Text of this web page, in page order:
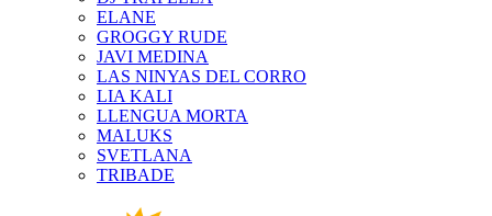
ELANE
GROGGY RUDE
JAVI MEDINA
LAS NINYAS DEL CORRO
LIA KALI
LLENGUA MORTA
MALUKS
SVETLANA
TRIBADE